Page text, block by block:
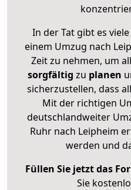
In der Tat gibt es
einem Umzug nach
Zeit zu nehmen, um
sorgfältig zu planen
sicherzustellen, dass
Mit der richtigen
deutschlandweiter
Ruhr nach Leipheim
werden und
Füllen Sie jetzt das
Sie